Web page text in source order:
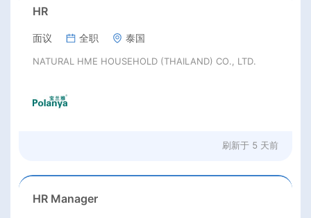
HR
面议 全职 泰国
NATURAL HME HOUSEHOLD (THAILAND) CO., LTD.
刷新于 5 天前
HR Manager